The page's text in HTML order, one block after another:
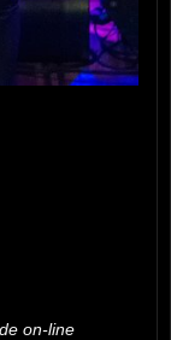
on-line